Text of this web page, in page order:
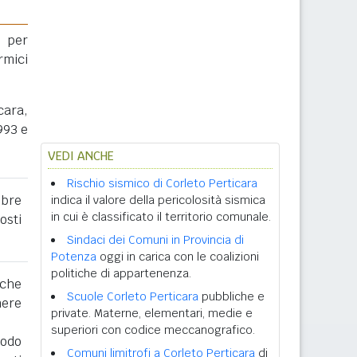
e
VEDI ANCHE
Rischio sismico di Corleto Perticara
indica il valore della pericolosità sismica
in cui è classificato il territorio comunale.
Sindaci dei Comuni in Provincia di
Potenza oggi in carica con le coalizioni
politiche di appartenenza.
Scuole Corleto Perticara pubbliche e
private. Materne, elementari, medie e
superiori con codice meccanografico.
Comuni limitrofi a Corleto Perticara di